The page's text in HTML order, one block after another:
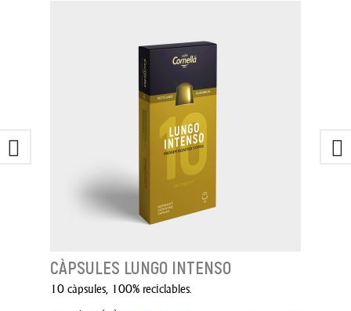
CÀPSULES LUNGO INTENSO
10 càpsules, 100% reciclables.